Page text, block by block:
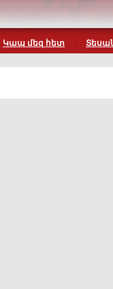
Կապ մեզ հետ